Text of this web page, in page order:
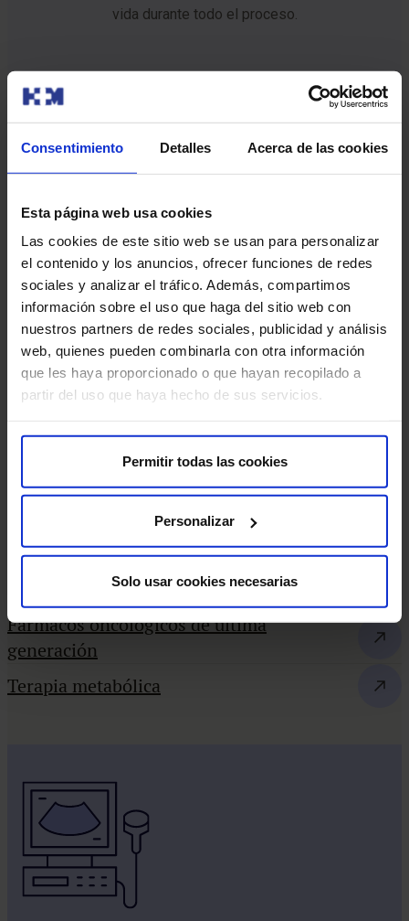
Consentimiento Detalles Acerca de las cookies
Esta página web usa cookies
Las cookies de este sitio web se usan para personalizar
el contenido y los anuncios, ofrecer funciones de redes
sociales y analizar el tráfico. Además, compartimos
información sobre el uso que haga del sitio web con
nuestros partners de redes sociales, publicidad y análisis
web, quienes pueden combinarla con otra información
que les haya proporcionado o que hayan recopilado a
partir del uso que haya hecho de sus servicios.
Permitir todas las cookies
Personalizar
Solo usar cookies necesarias
vida durante todo el proceso.
Personalizado
específicamente a tus particularidades, mejorando las
posibilidades de éxito.
Explora los Tratamientos de HM
CIOCC
Terapia celular (CAR – T, TILs)
Inmunoterapia avanzada
Cirugía robótica oncológica
Radioterapia adaptativa
Radioisótopos dirigidos
Fármacos oncológicos de última
generación
Terapia metabólica